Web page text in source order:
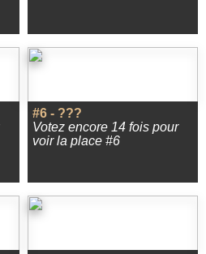
#6 - ???
Votez encore 14 fois pour
voir la place #6